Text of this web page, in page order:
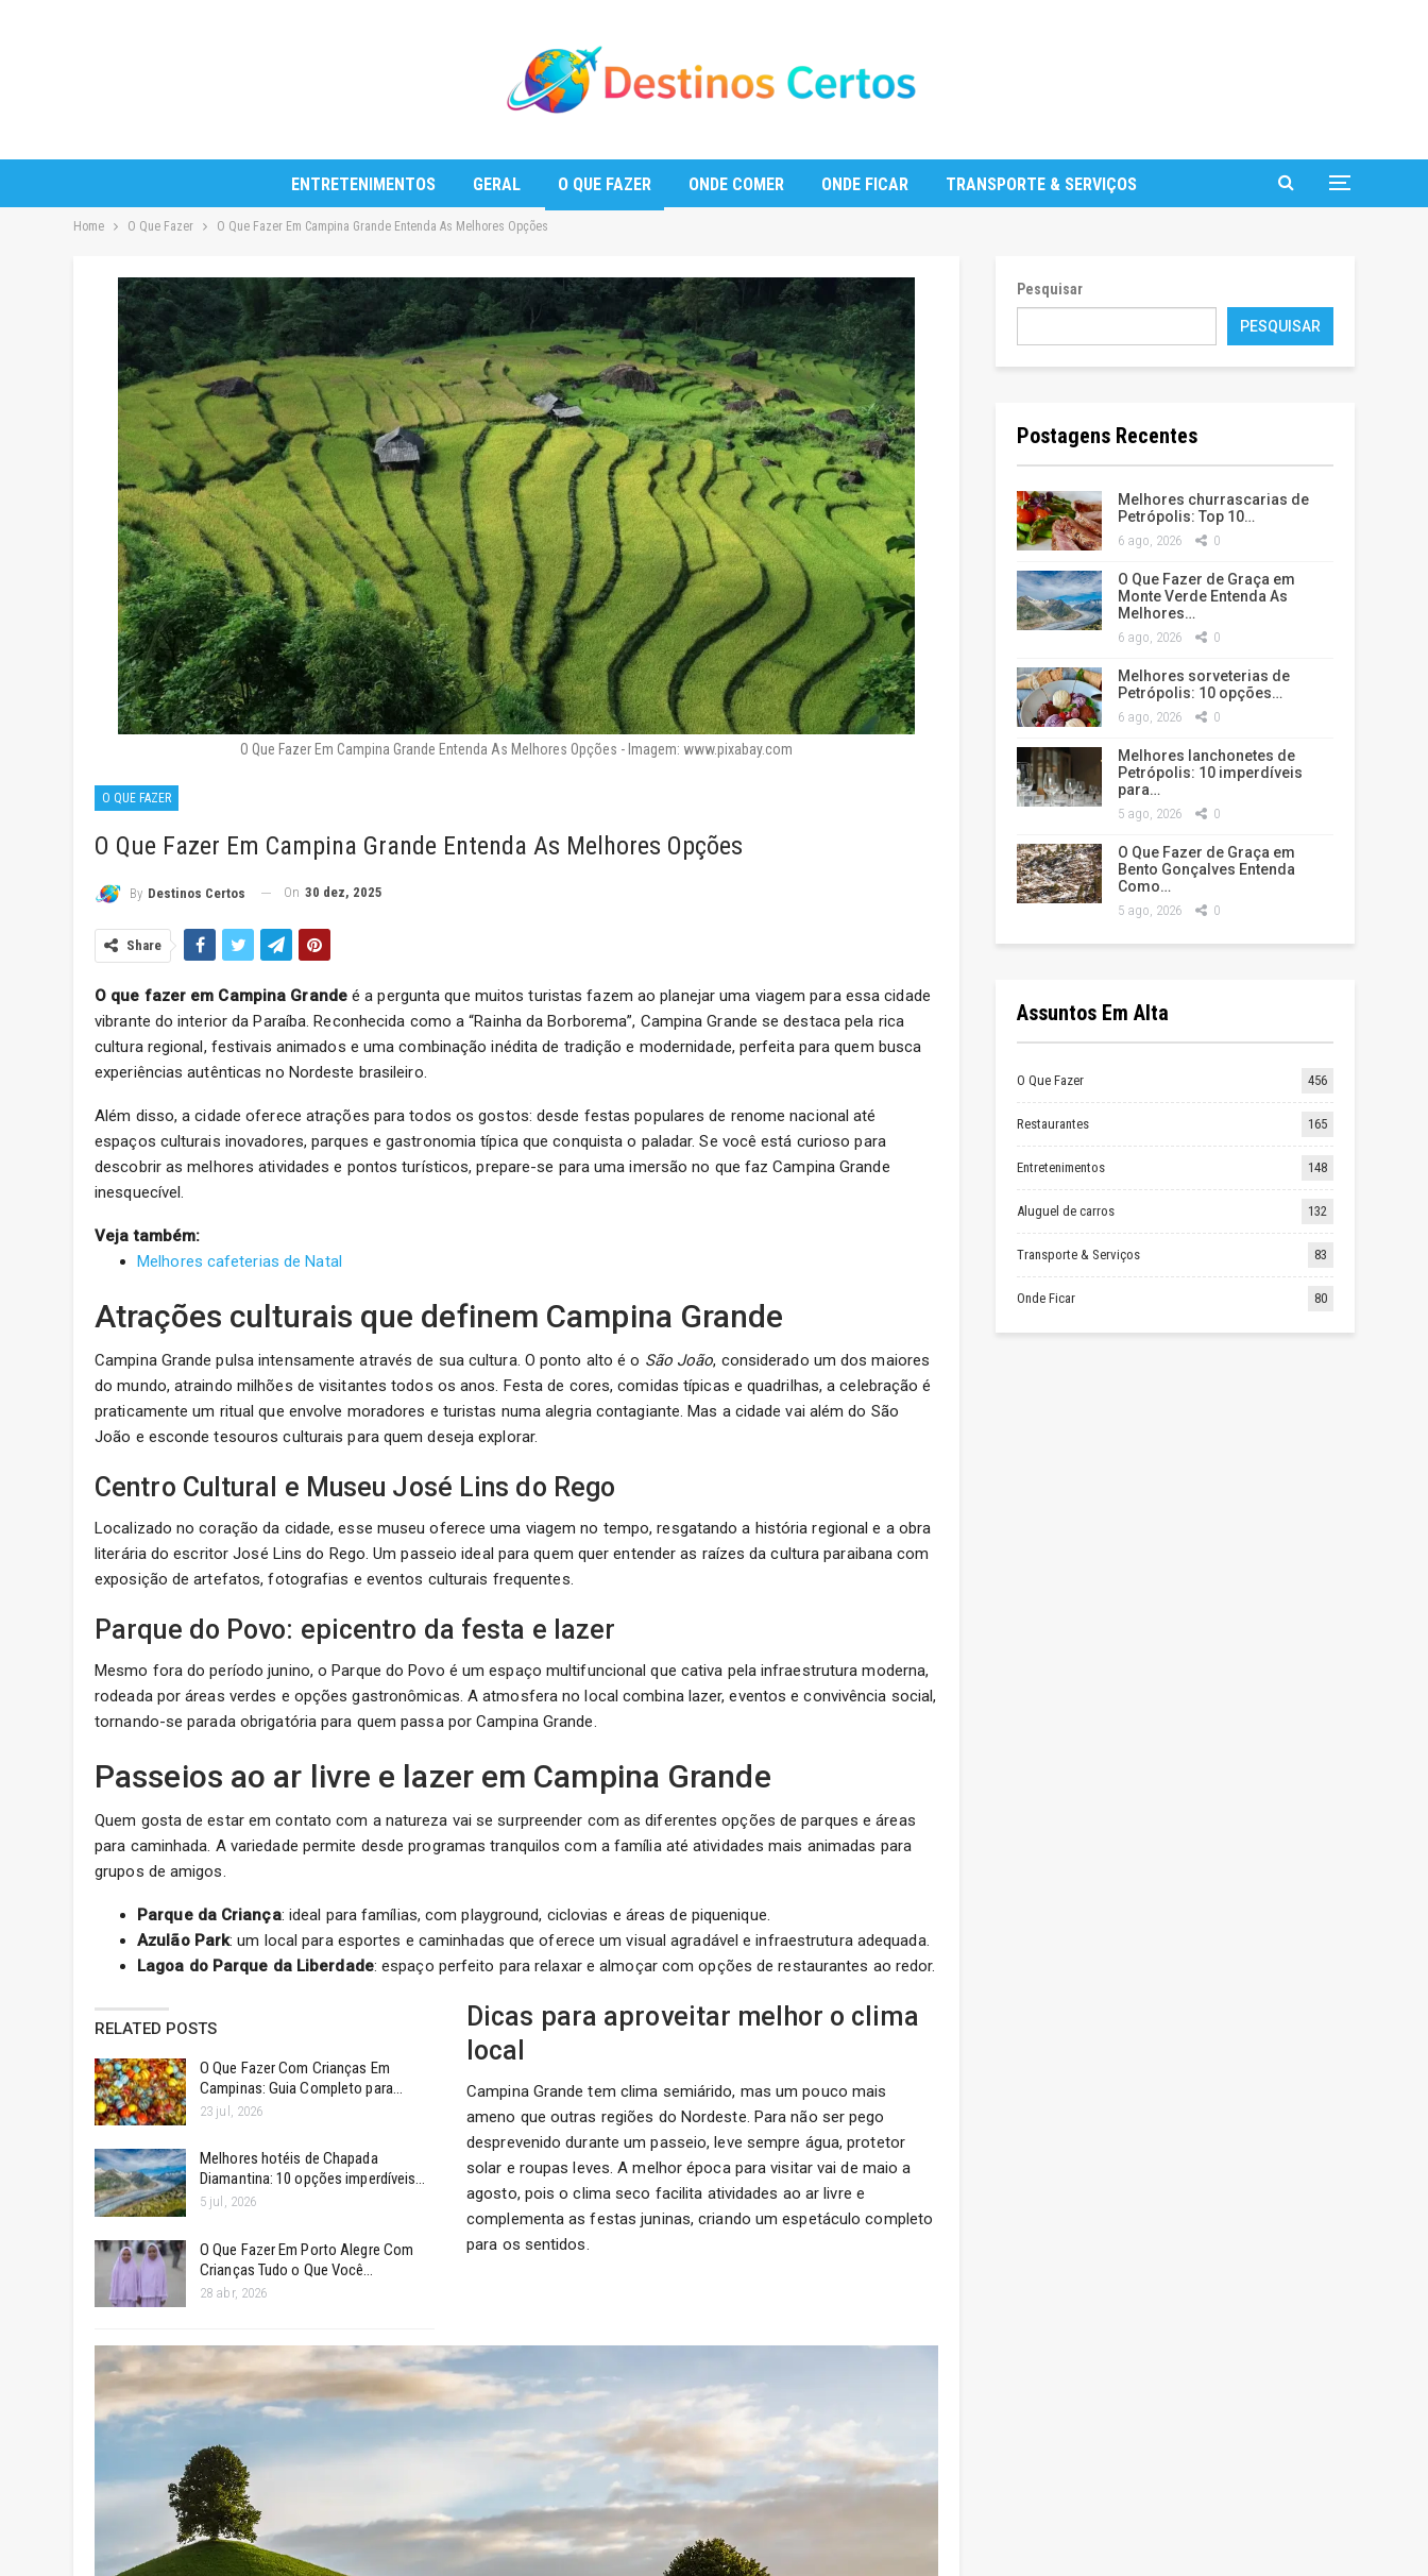
ENTRETENIMENTOS GERAL O QUE FAZER ONDE COMER ONDE FICAR TRANSPORTE & SERVIÇOS
Home O Que Fazer O Que Fazer Em Campina Grande Entenda As Melhores Opções
O Que Fazer Em Campina Grande Entenda As Melhores Opções - Imagem: www.pixabay.com
O QUE FAZER
O Que Fazer Em Campina Grande Entenda As Melhores Opções
By Destinos Certos On 30 dez, 2025
Share
O que fazer em Campina Grandeé a pergunta que muitos turistas fazem ao planejar uma viagem para essa cidade
vibrante do interior da Paraíba. Reconhecida como a “Rainha da Borborema”, Campina Grande se destaca pela rica
cultura regional, festivais animados e uma combinação inédita de tradição e modernidade, perfeita para quem busca
experiências autênticas no Nordeste brasileiro.
Além disso, a cidade oferece atrações para todos os gostos: desde festas populares de renome nacional até
espaços culturais inovadores, parques e gastronomia típica que conquista o paladar. Se você está curioso para
descobrir as melhores atividades e pontos turísticos, prepare-se para uma imersão no que faz Campina Grande
inesquecível.
Veja também:
Melhores cafeterias de Natal
Atrações culturais que definem Campina Grande
Campina Grande pulsa intensamente através de sua cultura. O ponto alto é o São João, considerado um dos maiores
do mundo, atraindo milhões de visitantes todos os anos. Festa de cores, comidas típicas e quadrilhas, a celebração é
praticamente um ritual que envolve moradores e turistas numa alegria contagiante. Mas a cidade vai além do São
João e esconde tesouros culturais para quem deseja explorar.
Centro Cultural e Museu José Lins do Rego
Localizado no coração da cidade, esse museu oferece uma viagem no tempo, resgatando a história regional e a obra
literária do escritor José Lins do Rego. Um passeio ideal para quem quer entender as raízes da cultura paraibana com
exposição de artefatos, fotografias e eventos culturais frequentes.
Parque do Povo: epicentro da festa e lazer
Mesmo fora do período junino, o Parque do Povo é um espaço multifuncional que cativa pela infraestrutura moderna,
rodeada por áreas verdes e opções gastronômicas. A atmosfera no local combina lazer, eventos e convivência social,
tornando-se parada obrigatória para quem passa por Campina Grande.
Passeios ao ar livre e lazer em Campina Grande
Quem gosta de estar em contato com a natureza vai se surpreender com as diferentes opções de parques e áreas
para caminhada. A variedade permite desde programas tranquilos com a família até atividades mais animadas para
grupos de amigos.
Parque da Criança: ideal para famílias, com playground, ciclovias e áreas de piquenique.
Azulão Park: um local para esportes e caminhadas que oferece um visual agradável e infraestrutura adequada.
Lagoa do Parque da Liberdade: espaço perfeito para relaxar e almoçar com opções de restaurantes ao redor.
RELATED POSTS
O Que Fazer Com Crianças Em
Campinas: Guia Completo para…
23 jul, 2026
Melhores hotéis de Chapada
Diamantina: 10 opções imperdíveis…
5 jul, 2026
O Que Fazer Em Porto Alegre Com
Crianças Tudo o Que Você…
28 abr, 2026
Dicas para aproveitar melhor o clima
local
Campina Grande tem clima semiárido, mas um pouco mais
ameno que outras regiões do Nordeste. Para não ser pego
desprevenido durante um passeio, leve sempre água, protetor
solar e roupas leves. A melhor época para visitar vai de maio a
agosto, pois o clima seco facilita atividades ao ar livre e
complementa as festas juninas, criando um espetáculo completo
para os sentidos.
Pesquisar
PESQUISAR
Postagens Recentes
Melhores churrascarias de
Petrópolis: Top 10…
6 ago, 2026 0
O Que Fazer de Graça em
Monte Verde Entenda As
Melhores…
6 ago, 2026 0
Melhores sorveterias de
Petrópolis: 10 opções…
6 ago, 2026 0
Melhores lanchonetes de
Petrópolis: 10 imperdíveis
para…
5 ago, 2026 0
O Que Fazer de Graça em
Bento Gonçalves Entenda
Como…
5 ago, 2026 0
Assuntos Em Alta
O Que Fazer 456
Restaurantes 165
Entretenimentos 148
Aluguel de carros 132
Transporte & Serviços 83
Onde Ficar 80